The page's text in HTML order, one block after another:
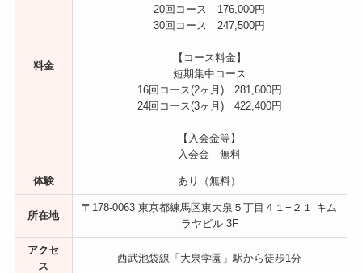
料金
20回コース 176,000円
30回コース 247,500円
【コース料金】
短期集中コース
16回コース​(2ヶ月) 281,600円
24回コース(3ヶ月) 422,400円
【入会金等】
入会金 無料
体験 あり（無料）
所在地
〒178-0063 東京都練馬区東大泉５丁目４１−２１ キム
ラヤビル 3F
アクセ
ス
西武池袋線「大泉学園」駅から徒歩1分